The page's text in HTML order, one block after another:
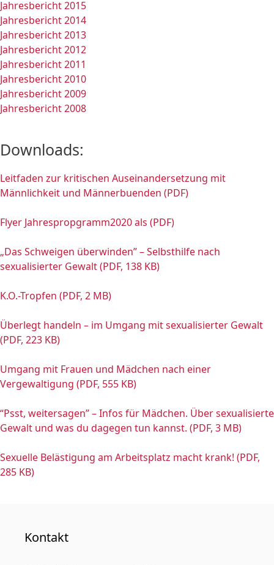
Jahresbericht 2015
Jahresbericht 2014
Jahresbericht 2013
Jahresbericht 2012
Jahresbericht 2011
Jahresbericht 2010
Jahresbericht 2009
Jahresbericht 2008
Downloads:
Leitfaden zur kritischen Auseinandersetzung mit
Männlichkeit und Männerbuenden (PDF)
Flyer Jahrespropgramm2020 als (PDF)
„Das Schweigen überwinden” – Selbsthilfe nach
sexualisierter Gewalt (PDF, 138 KB)
K.O.-Tropfen (PDF, 2 MB)
Überlegt handeln – im Umgang mit sexualisierter Gewalt
(PDF, 223 KB)
Umgang mit Frauen und Mädchen nach einer
Vergewaltigung (PDF, 555 KB)
“Psst, weitersagen” – Infos für Mädchen. Über sexualisierte
Gewalt und was du dagegen tun kannst. (PDF, 3 MB)
Sexuelle Belästigung am Arbeitsplatz macht krank! (PDF,
285 KB)
Kontakt